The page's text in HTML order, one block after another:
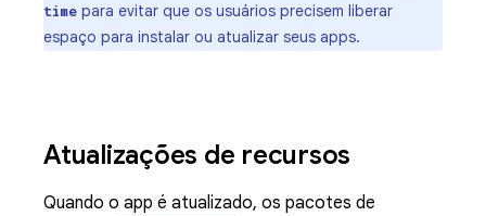
time para evitar que os usuários precisem liberar
espaço para instalar ou atualizar seus apps.
Atualizações de recursos
Quando o app é atualizado, os pacotes de